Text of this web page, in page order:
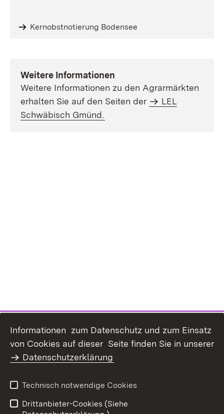
Kernobstnotierung Bodensee
Weitere Informationen
Weitere Informationen zu den Agrarmärkten
erhalten Sie auf den Seiten der
LEL
Schwäbisch Gmünd.
Inhaltsübersicht
Kontakt
Barrierefreiheit
Benutzungshinweise
Informationen zum Datenschutz und zum Einsatz
von Cookies auf dieser Seite finden Sie in unserer
Datenschutzerklärung
Technisch notwendige Cookies
Drittanbieter-Cookies (Siehe